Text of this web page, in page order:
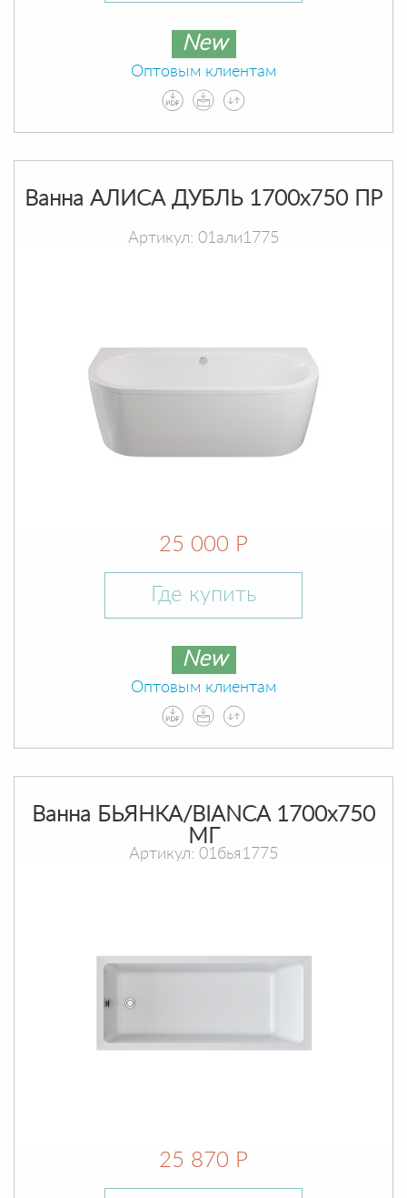
New
Оптовым клиентам
Ванна АЛИСА ДУБЛЬ 1700х750 ПР
Артикул: 01али1775
25 000 Р
Где купить
New
Оптовым клиентам
Ванна БЬЯНКА/BIANCA 1700х750
МГ
Артикул: 01бья1775
25 870 Р